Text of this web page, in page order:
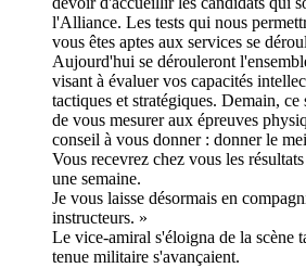
l'Alliance. Les tests qui nous
vous êtes aptes aux services se
Aujourd'hui se dérouleront
visant à évaluer vos capacités
tactiques et stratégiques. Demain,
de vous mesurer aux épreuves
conseil à vous donner : donner le
Vous recevrez chez vous les
une semaine.
Je vous laisse désormais en
instructeurs. »
Le vice-amiral s'éloigna de la scène
tenue militaire s'avançaient.